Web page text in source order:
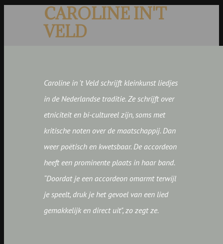
CAROLINE IN'T
VELD
Caroline in 't Veld schrijft kleinkunst liedjes
in de Nederlandse traditie. Ze schrijft over
etniciteit en bi-cultureel zijn, soms met
kritische noten over de maatschappij. Dan
weer poëtisch en kwetsbaar. De accordeon
heeft een prominente plaats in haar band.
“Doordat je een accordeon omarmt terwijl
je speelt, druk je het gevoel van een lied
gemakkelijk en direct uit", zo zegt ze.